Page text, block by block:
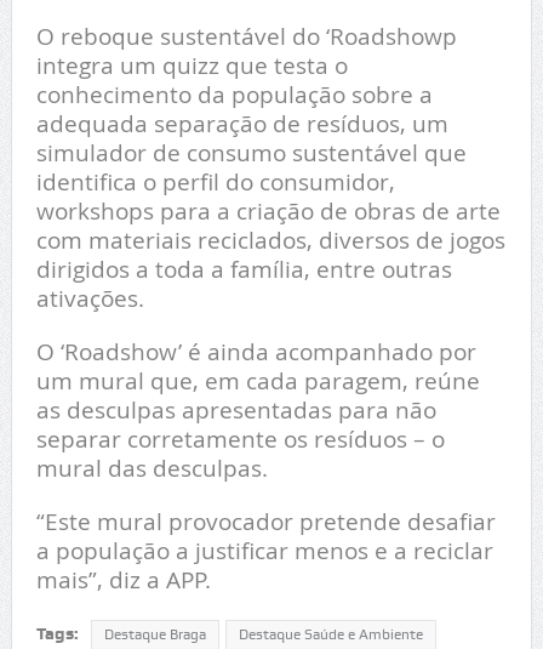
O reboque sustentável do ‘Roadshowp
integra um quizz que testa o
conhecimento da população sobre a
adequada separação de resíduos, um
simulador de consumo sustentável que
identifica o perfil do consumidor,
workshops para a criação de obras de arte
com materiais reciclados, diversos de jogos
dirigidos a toda a família, entre outras
ativações.
O ‘Roadshow’ é ainda acompanhado por
um mural que, em cada paragem, reúne
as desculpas apresentadas para não
separar corretamente os resíduos – o
mural das desculpas.
“Este mural provocador pretende desafiar
a população a justificar menos e a reciclar
mais”, diz a APP.
Tags: Destaque Braga Destaque Saúde e Ambiente